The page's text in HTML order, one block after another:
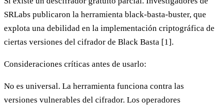
SRLabs publicaron la herramienta black-basta-buster, que
explota una debilidad en la implementación criptográfica de
ciertas versiones del cifrador de Black Basta [1].
Consideraciones críticas antes de usarlo:
No es universal. La herramienta funciona contra las
versiones vulnerables del cifrador. Los operadores